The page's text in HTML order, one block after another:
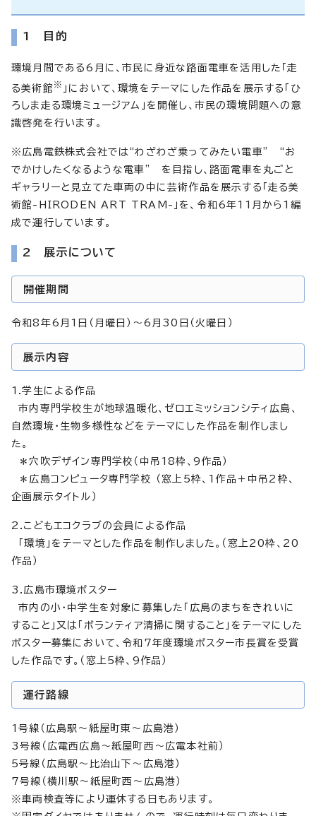
1 目的
環境月間である6月に、市民に身近な路面電車を活用した「走
る美術館 ※ 」において、環境をテーマにした作品を展示する「ひ
ろしま走る環境ミュージアム」を開催し、市民の環境問題への意
識啓発を行います。
※広島電鉄株式会社では“わざわざ乗ってみたい電車” “お
でかけしたくなるような電車” を目指し、路面電車を丸ごと
ギャラリーと見立てた車両の中に芸術作品を展示する「走る美
術館-HIRODEN ART TRAM-」を、令和6年11月から1編
成で運行しています。
2 展示について
開催期間
令和8年6月1日（月曜日）～6月30日（火曜日）
展示内容
1.学生による作品
市内専門学校生が地球温暖化、ゼロエミッションシティ広島、
自然環境・生物多様性などをテーマにした作品を制作しまし
た。
＊穴吹デザイン専門学校（中吊18枠、9作品）
＊広島コンピュータ専門学校 （窓上5枠、1作品＋中吊2枠、
企画展示タイトル）
2.こどもエコクラブの会員による作品
「環境」をテーマとした作品を制作しました。（窓上20枠、20
作品）
3.広島市環境ポスター
市内の小・中学生を対象に募集した「広島のまちをきれいに
すること」又は「ボランティア清掃に関すること」をテーマにした
ポスター募集において、令和7年度環境ポスター市長賞を受賞
した作品です。（窓上5枠、9作品）
運行路線
1号線（広島駅～紙屋町東～広島港）
3号線（広電西広島～紙屋町西～広電本社前）
5号線（広島駅～比治山下～広島港）
7号線（横川駅～紙屋町西～広島港）
※車両検査等により運休する日もあります。